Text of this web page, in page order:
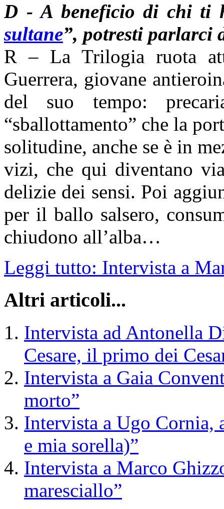
D - A beneficio di chi ti
sultane”, potresti parlarci
R – La Trilogia ruota
Guerrera, giovane
del suo tempo:
“sballottamento” che la
solitudine, anche se è in
vizi, che qui diventano
delizie dei sensi. Poi
per il ballo salsero,
chiudono all’alba…
Leggi tutto: Intervista a
Altri articoli...
Intervista ad Antonella
Cesare, il primo dei
Intervista a Gaia
morto”
Intervista a Ugo
e mia sorella)”
Intervista a Marco
maresciallo”